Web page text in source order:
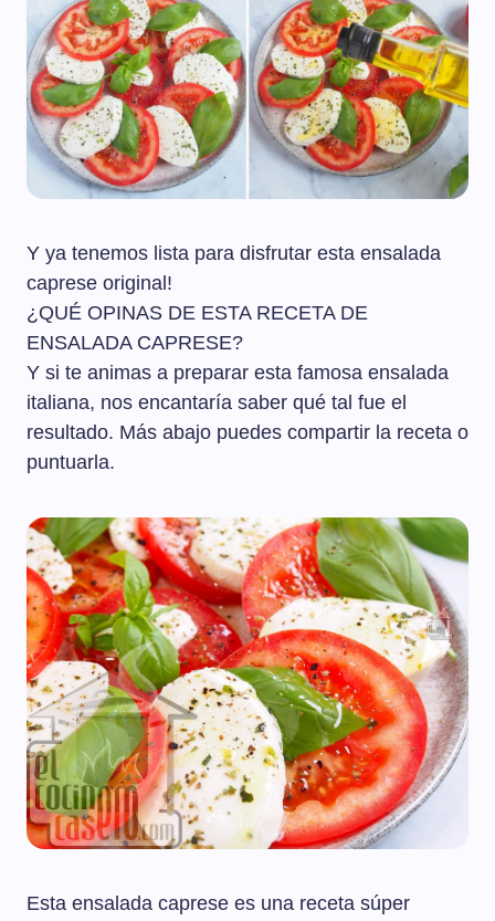
Y ya tenemos lista para disfrutar esta ensalada
caprese original!
¿QUÉ OPINAS DE ESTA RECETA DE
ENSALADA CAPRESE?
Y si te animas a preparar esta famosa ensalada
italiana, nos encantaría saber qué tal fue el
resultado. Más abajo puedes compartir la receta o
puntuarla.
Esta ensalada caprese es una receta súper